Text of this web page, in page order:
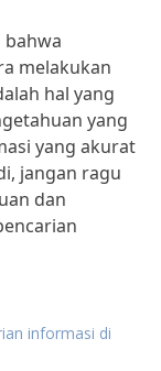
melakukan
hal yang
yang
yang akurat
jangan ragu
dan
informasi di